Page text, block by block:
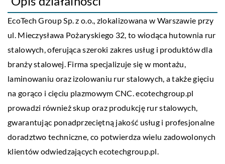
EcoTech Group Sp. z o.o., zlokalizowana w Warszawie przy
ul. Mieczysława Pożaryskiego 32, to wiodąca hutownia rur
stalowych, oferująca szeroki zakres usług i produktów dla
branży stalowej. Firma specjalizuje się w montażu,
laminowaniu oraz izolowaniu rur stalowych, a także gięciu
na gorąco i cięciu plazmowym CNC. ecotechgroup.pl
prowadzi również skup oraz produkcję rur stalowych,
gwarantując ponadprzeciętną jakość usług i profesjonalne
doradztwo techniczne, co potwierdza wielu zadowolonych
klientów odwiedzających ecotechgroup.pl.